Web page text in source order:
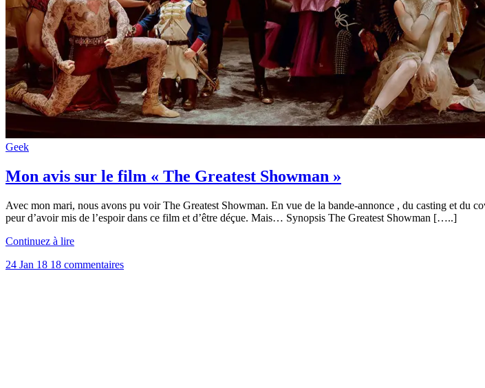
Geek
Mon avis sur le film « The Greatest Showman »
Avec mon mari, nous avons pu voir The Greatest Showman. En vue de la bande-annonce , du casting et du
peur d’avoir mis de l’espoir dans ce film et d’être déçue. Mais… Synopsis The Greatest Showman […..]
Continuez à lire
24 Jan 18 18 commentaires